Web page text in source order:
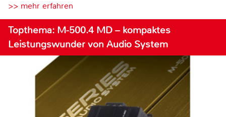
>> mehr erfahren
Topthema: M-500.4 MD – kompaktes
Leistungswunder von Audio System